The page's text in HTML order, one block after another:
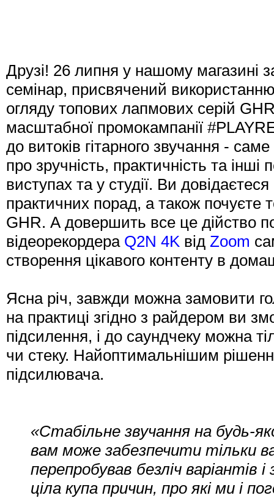
Друзі! 26 липня у нашому магазині
семінар, присвячений
огляду топових лапмових серій
масштабної промокампанії
до витоків гітарного звучання -
про зручність, практичність та
виступах та у студії. Ви
практичних порад, а також почуєте
GHR. А довершить все це дійство
відеорекордера Q2N 4K від Zoom
створення цікавого контенту в
Ясна річ, завжди можна замовити
на практиці згідно з райдером ви
підсилення, і до саундчеку можна
чи стеку. Найоптимальнішим
підсилювача.
«Стабільне звучання на будь-
вам може забезпечити тільки
перепробував безліч варіантів
ціла купа причин, про які ми і